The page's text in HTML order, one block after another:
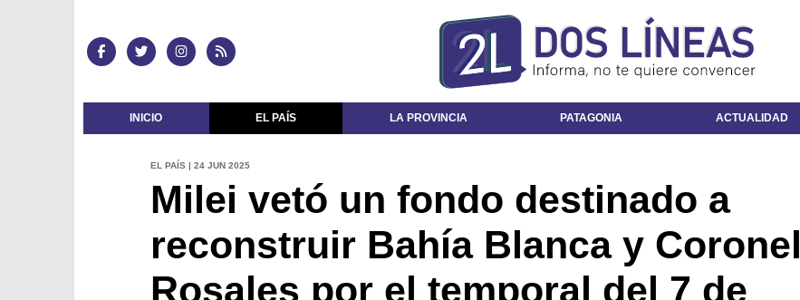
INICIO EL PAÍS LA PROVINCIA PATAGONIA ACTUALIDAD
EL PAÍS | 24 JUN 2025
Milei vetó un fondo destinado a
reconstruir Bahía Blanca y Coronel
Rosales por el temporal del 7 de